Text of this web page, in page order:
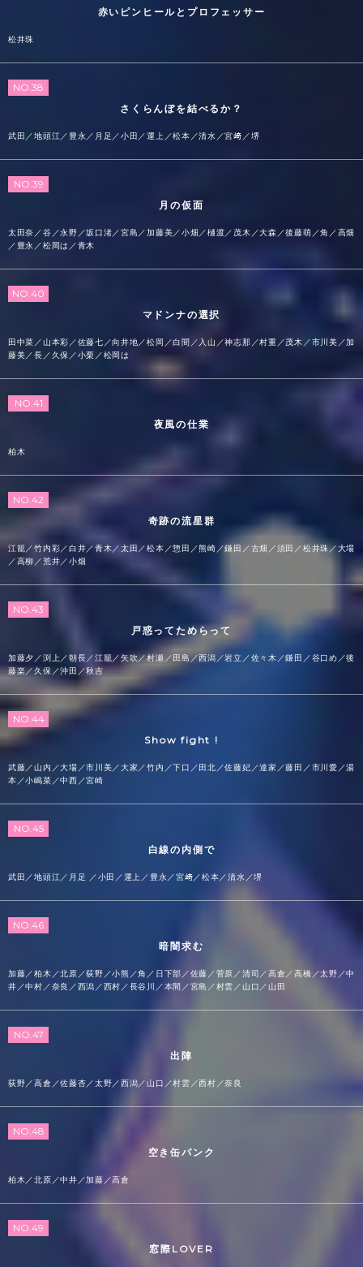
赤いピンヒールとプロフェッサー
松井珠
NO.38
さくらんぼを結べるか？
武田／地頭江／豊永／月足／小田／運上／松本／清水／宮﨑／堺
NO.39
月の仮面
太田奈／谷／永野／坂口渚／宮島／加藤美／小畑／樋渡／茂木／大森／後藤萌／角／高畑
／豊永／松岡は／青木
NO.40
マドンナの選択
田中菜／山本彩／佐藤七／向井地／松岡／白間／入山／神志那／村重／茂木／市川美／加
藤美／長／久保／小栗／松岡は
NO.41
夜風の仕業
柏木
NO.42
奇跡の流星群
江籠／竹内彩／白井／青木／太田／松本／惣田／熊崎／鎌田／古畑／須田／松井珠／大場
／高柳／荒井／小畑
NO.43
戸惑ってためらって
加藤夕／渕上／朝長／江籠／矢吹／村瀬／田島／西潟／岩立／佐々木／鎌田／谷口め／後
藤楽／久保／沖田／秋吉
NO.44
Show fight !
武藤／山内／大場／市川美／大家／竹内／下口／田北／佐藤妃／達家／藤田／市川愛／湯
本／小嶋菜／中西／宮崎
NO.45
白線の内側で
武田／地頭江／月足 ／小田／運上／豊永／宮﨑／松本／清水／堺
NO.46
暗闇求む
加藤／柏木／北原／荻野／小熊／角／日下部／佐藤／菅原／清司／高倉／高橋／太野／中
井／中村／奈良／西潟／西村／長谷川／本間／宮島／村雲／山口／山田
NO.47
出陣
荻野／高倉／佐藤杏／太野／西潟／山口／村雲／西村／奈良
NO.48
空き缶パンク
柏木／北原／中井／加藤／高倉
NO.49
窓際LOVER